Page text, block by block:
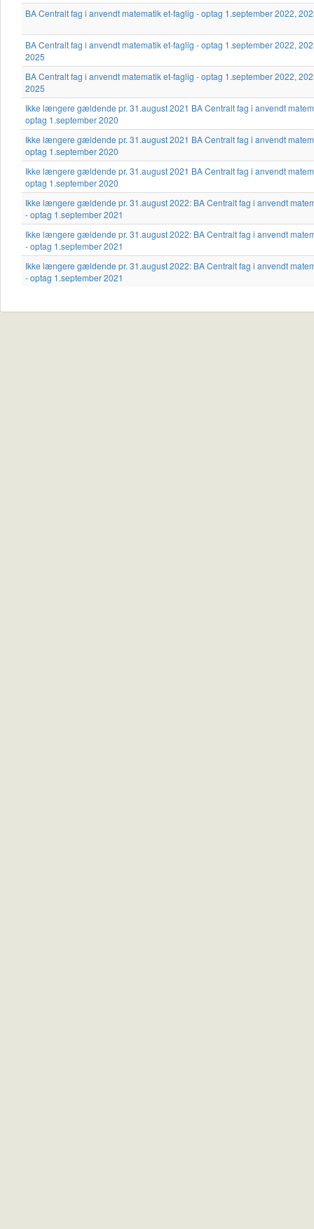
BA Centralt fag i anvendt matematik et-faglig - optag 1.september 2022,
BA Centralt fag i anvendt matematik et-faglig - optag 1.september 2022,
2025
BA Centralt fag i anvendt matematik et-faglig - optag 1.september 2022,
2025
Ikke længere gældende pr. 31.august 2021 BA Centralt fag i anvendt
optag 1.september 2020
Ikke længere gældende pr. 31.august 2021 BA Centralt fag i anvendt
optag 1.september 2020
Ikke længere gældende pr. 31.august 2021 BA Centralt fag i anvendt
optag 1.september 2020
Ikke længere gældende pr. 31.august 2022: BA Centralt fag i anvendt
- optag 1.september 2021
Ikke længere gældende pr. 31.august 2022: BA Centralt fag i anvendt
- optag 1.september 2021
Ikke længere gældende pr. 31.august 2022: BA Centralt fag i anvendt
- optag 1.september 2021